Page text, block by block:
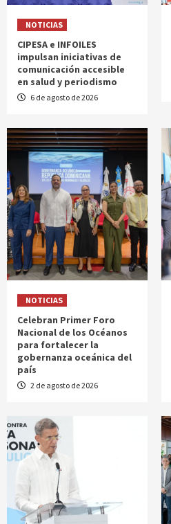
NOTICIAS
CIPESA e INFOILES
impulsan iniciativas de
comunicación accesible
en salud y periodismo
6 de agosto de 2026
NOTICIAS
Celebran Primer Foro
Nacional de los Océanos
para fortalecer la
gobernanza oceánica del
país
2 de agosto de 2026